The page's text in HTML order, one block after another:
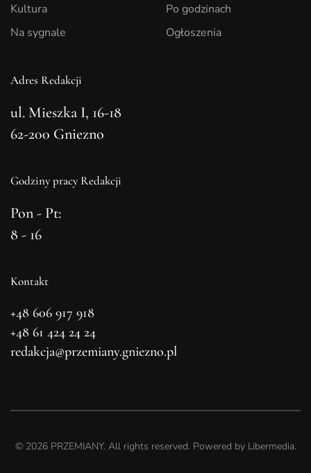
Kultura
Na sygnale
Po godzinach
Ogłoszenia
Adres Redakcji
ul. Mieszka I, 16-18
62-200 Gniezno
Godziny pracy Redakcji
Pon - Pt:
8 - 16
Kontakt
+48 606 917 918
+48 61 424 24 24
redakcja@przemiany.gniezno.pl
© 2026PRZEMIANY. All rights reserved. Powered by Libermedia.